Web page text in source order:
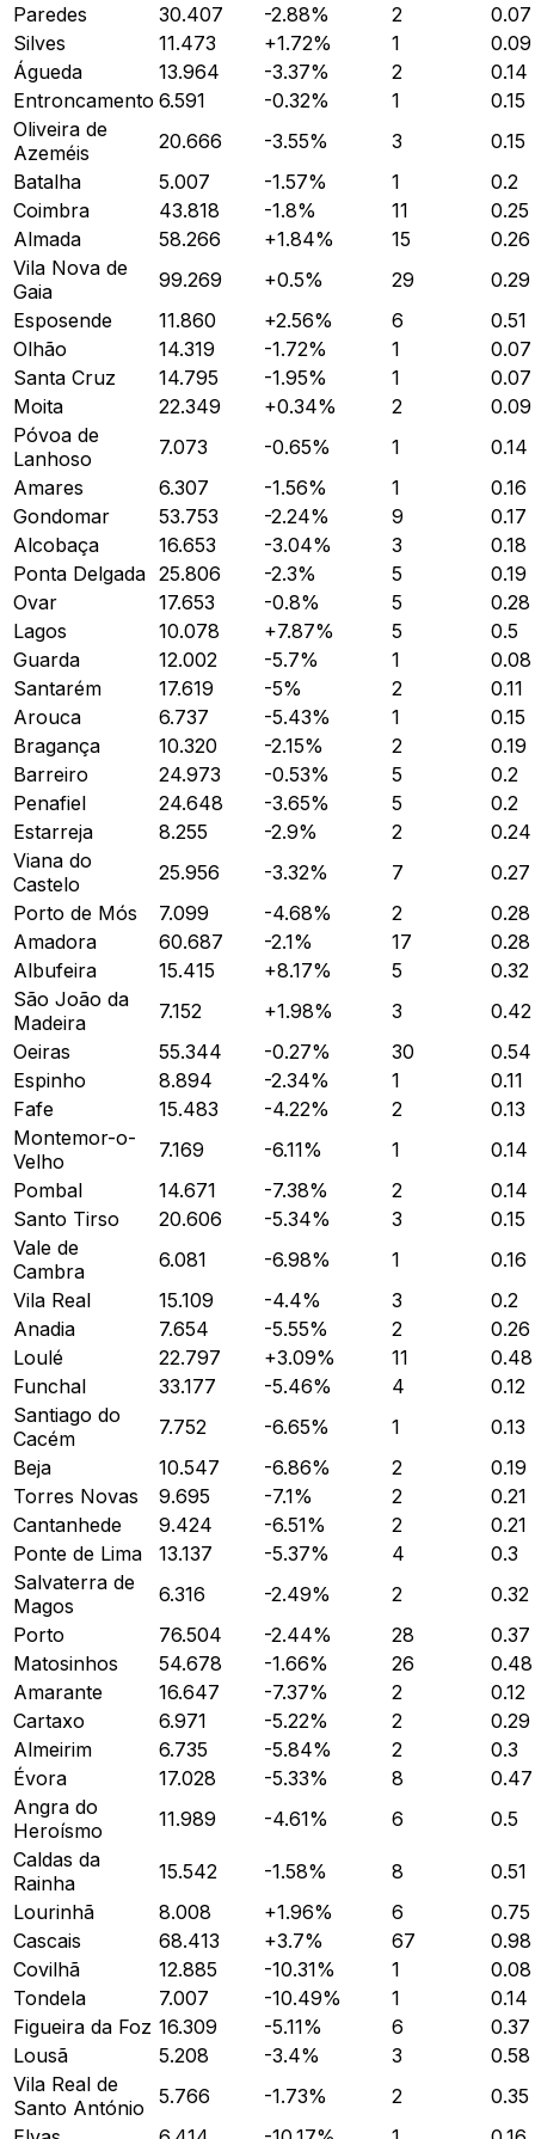
Paredes
30.407 -2.88% 2
0.07
Silves
11.473 +1.72% 1
0.09
Águeda
13.964 -3.37% 2
0.14
Entroncamento 6.591 -0.32% 1
0.15
Oliveira de
Azeméis
20.666 -3.55% 3
0.15
Batalha
5.007 -1.57% 1
0.2
Coimbra
43.818 -1.8% 11
0.25
Almada
58.266 +1.84% 15
0.26
Vila Nova de
Gaia
99.269 +0.5% 29
0.29
Esposende
11.860 +2.56% 6
0.51
Olhão
14.319 -1.72% 1
0.07
Santa Cruz
14.795 -1.95% 1
0.07
Moita
22.349 +0.34% 2
0.09
Póvoa de
Lanhoso
7.073 -0.65% 1
0.14
Amares
6.307 -1.56% 1
0.16
Gondomar
53.753 -2.24% 9
0.17
Alcobaça
16.653 -3.04% 3
0.18
Ponta Delgada 25.806 -2.3% 5
0.19
Ovar
17.653 -0.8% 5
0.28
Lagos
10.078 +7.87% 5
0.5
Guarda
12.002 -5.7% 1
0.08
Santarém
17.619 -5% 2
0.11
Arouca
6.737 -5.43% 1
0.15
Bragança
10.320 -2.15% 2
0.19
Barreiro
24.973 -0.53% 5
0.2
Penafiel
24.648 -3.65% 5
0.2
Estarreja
8.255 -2.9% 2
0.24
Viana do
Castelo
25.956 -3.32% 7
0.27
Porto de Mós
7.099 -4.68% 2
0.28
Amadora
60.687 -2.1% 17
0.28
Albufeira
15.415 +8.17% 5
0.32
São João da
Madeira
7.152 +1.98% 3
0.42
Oeiras
55.344 -0.27% 30
0.54
Espinho
8.894 -2.34% 1
0.11
Fafe
15.483 -4.22% 2
0.13
Montemor-o-
Velho
7.169 -6.11% 1
0.14
Pombal
14.671 -7.38% 2
0.14
Santo Tirso
20.606 -5.34% 3
0.15
Vale de
Cambra
6.081 -6.98% 1
0.16
Vila Real
15.109 -4.4% 3
0.2
Anadia
7.654 -5.55% 2
0.26
Loulé
22.797 +3.09% 11
0.48
Funchal
33.177 -5.46% 4
0.12
Santiago do
Cacém
7.752 -6.65% 1
0.13
Beja
10.547 -6.86% 2
0.19
Torres Novas
9.695 -7.1% 2
0.21
Cantanhede
9.424 -6.51% 2
0.21
Ponte de Lima
13.137 -5.37% 4
0.3
Salvaterra de
Magos
6.316 -2.49% 2
0.32
Porto
76.504 -2.44% 28
0.37
Matosinhos
54.678 -1.66% 26
0.48
Amarante
16.647 -7.37% 2
0.12
Cartaxo
6.971 -5.22% 2
0.29
Almeirim
6.735 -5.84% 2
0.3
Évora
17.028 -5.33% 8
0.47
Angra do
Heroísmo
11.989 -4.61% 6
0.5
Caldas da
Rainha
15.542 -1.58% 8
0.51
Lourinhã
8.008 +1.96% 6
0.75
Cascais
68.413 +3.7% 67
0.98
Covilhã
12.885 -10.31% 1
0.08
Tondela
7.007 -10.49% 1
0.14
Figueira da Foz 16.309 -5.11% 6
0.37
Lousã
5.208 -3.4% 3
0.58
Vila Real de
Santo António
5.766 -1.73% 2
0.35